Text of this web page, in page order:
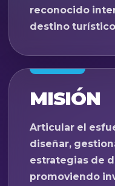
reconocido
destino
MISIÓN
Articular el
diseñar,
estrategias de
promoviendo